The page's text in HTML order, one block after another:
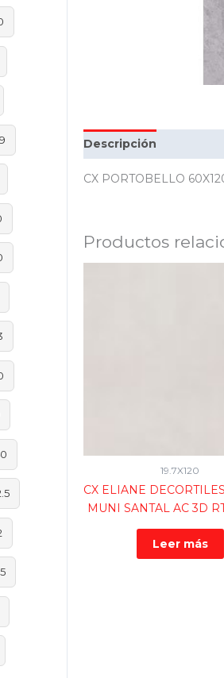
Descripción
CX PORTOBELLO
Productos
19.7X120
CX ELIANE
MUNI SANTAL AC 3D
Leer más